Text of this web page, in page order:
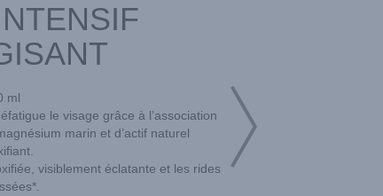
ml
le visage grâce à l’association
marin et d’actif naturel
visiblement éclatante et les rides